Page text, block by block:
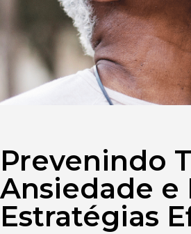
Prevenindo
Ansiedade e
Estratégias